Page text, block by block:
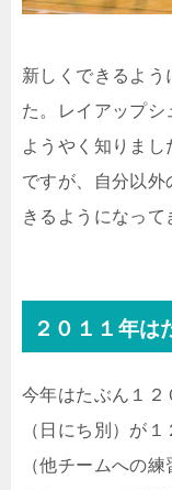
新しくできるよう
た。レイアップシ
ようやく知りま
ですが、自分以
きるようになって
２０１１年は
今年はたぶん１２
（日にち別）が
（他チームへの